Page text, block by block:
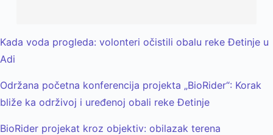
Kada voda progleda: volonteri očistili obalu reke Đetinje u
Adi
Održana početna konferencija projekta „BioRider“: Korak
bliže ka održivoj i uređenoj obali reke Đetinje
BioRider projekat kroz objektiv: obilazak terena